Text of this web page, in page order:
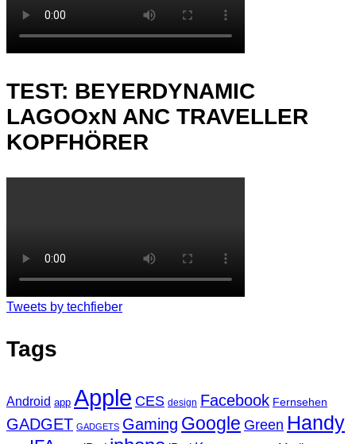
TEST: BEYERDYNAMIC
LAGOOxN ANC TRAVELLER
KOPFHÖRER
Tweets by techfieber
Tags
Android app Apple CES design Facebook Fernsehen
GADGET GADGETS Gaming Google Green Handy